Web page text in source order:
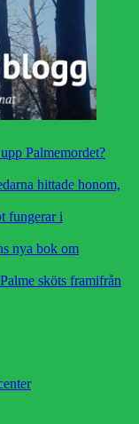
Palmemordet?
hittade honom,
fungerar i
nya bok om
sköts framifrån